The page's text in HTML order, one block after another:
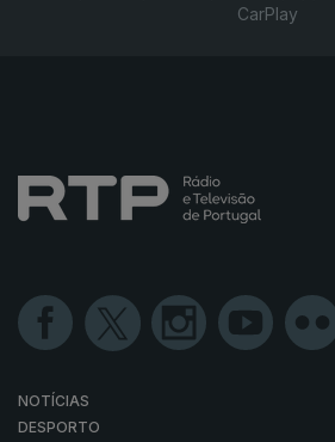
CarPlay
NOTÍCIAS
DESPORTO